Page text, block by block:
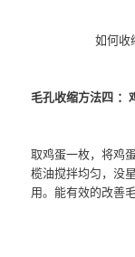
如何收
毛孔收缩方法四 ：
取鸡蛋一枚，将鸡
榄油搅拌均匀，没
用。能有效的改善